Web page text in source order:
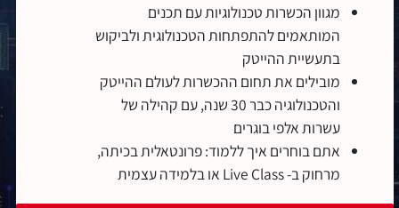
מגוון הכשרות טכנולוגיות עם תכנים
המותאמים להתפתחות הטכנולוגית ולביקוש
בתעשיית ההייטק
מובילים את תחום ההכשרות לעולם ההייטק
והטכנולוגיה כבר 30 שנה, עם קהילה של
עשרות אלפי בוגרים
אתם בוחרים איך ללמוד: פרונטאלית בכיתה,
מרחוק ב- Live Class או בלמידה עצמית